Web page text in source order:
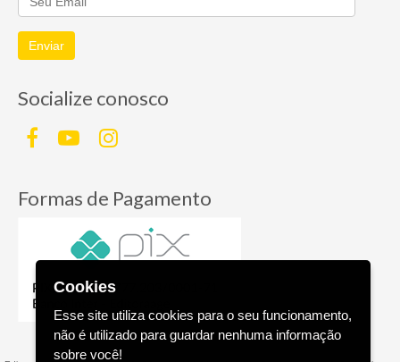
Enviar
Socialize conosco
Formas de Pagamento
Cookies
Esse site utiliza cookies para o seu funcionamento,
não é utilizado para guardar nenhuma informação
sobre você!